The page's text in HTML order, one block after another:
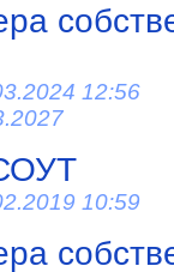
12:56
10:59